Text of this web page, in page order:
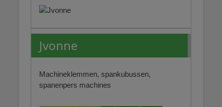
Jvonne
Machineklemmen, spankubussen,
spanenpers machines